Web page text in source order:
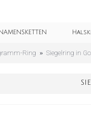
NAMENSKETTEN
Ring Siegelring in